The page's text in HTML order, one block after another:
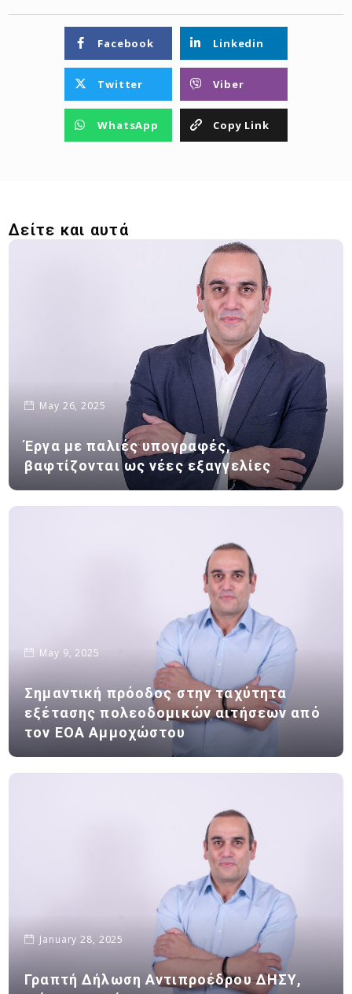
Facebook Linkedin
Twitter Viber
WhatsApp Copy Link
Δείτε και αυτά
May 26, 2025
Έργα με παλιές υπογραφές,
βαφτίζονται ως νέες εξαγγελίες
May 9, 2025
Σημαντική πρόοδος στην ταχύτητα
εξέτασης πολεοδομικών αιτήσεων από
τον ΕΟΑ Αμμοχώστου
January 28, 2025
Γραπτή Δήλωση Αντιπροέδρου ΔΗΣΥ,